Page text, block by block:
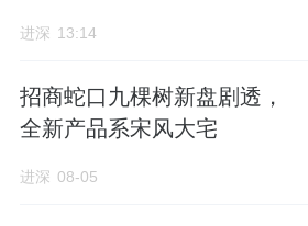
进深 13:14
招商蛇口九棵树新盘剧透，
全新产品系宋风大宅
进深 08-05